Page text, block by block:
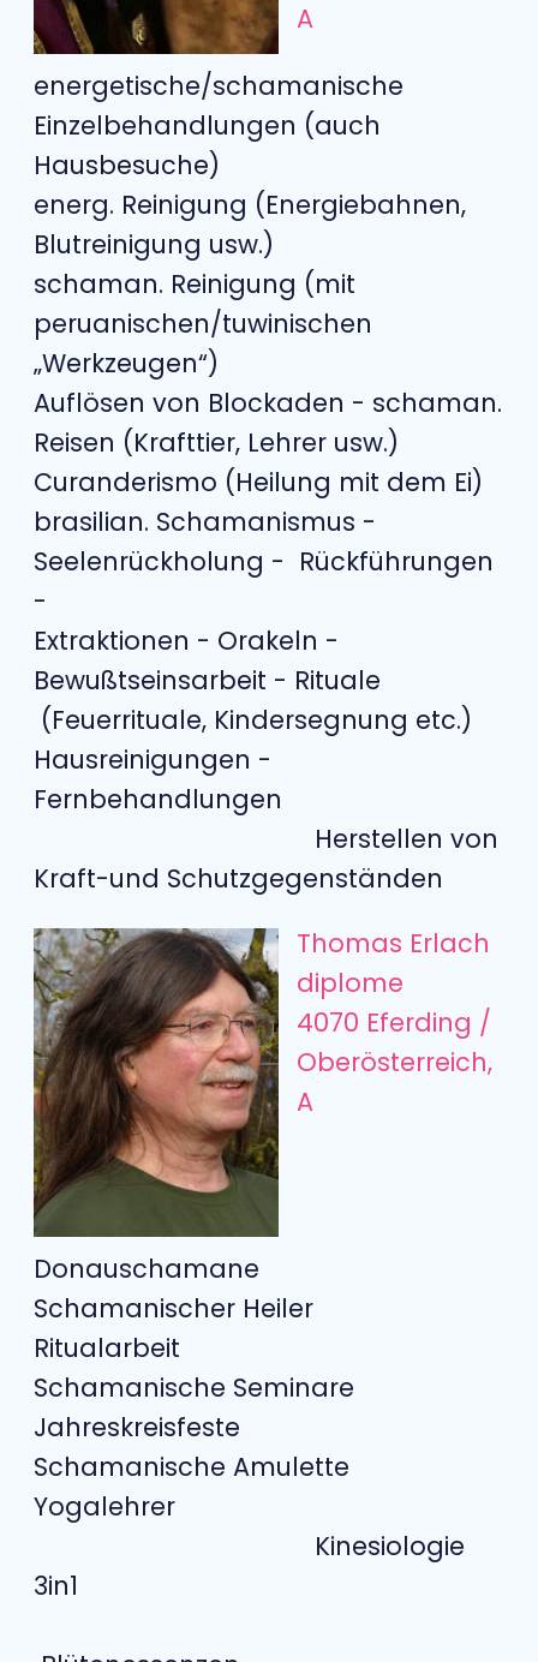
A
energetische/schamanische
Einzelbehandlungen (auch
Hausbesuche)
energ. Reinigung (Energiebahnen,
Blutreinigung usw.)
schaman. Reinigung (mit
peruanischen/tuwinischen
„Werkzeugen“)
Auflösen von Blockaden - schaman.
Reisen (Krafttier, Lehrer usw.)
Curanderismo (Heilung mit dem Ei)
brasilian. Schamanismus -
Seelenrückholung - Rückführungen
-
Extraktionen - Orakeln -
Bewußtseinsarbeit - Rituale
(Feuerrituale, Kindersegnung etc.)
Hausreinigungen -
Fernbehandlungen
Herstellen von
Kraft-und Schutzgegenständen
Thomas Erlach
diplome
4070 Eferding /
Oberösterreich,
A
Donauschamane
Schamanischer Heiler
Ritualarbeit
Schamanische Seminare
Jahreskreisfeste
Schamanische Amulette
Yogalehrer
Kinesiologie
3in1